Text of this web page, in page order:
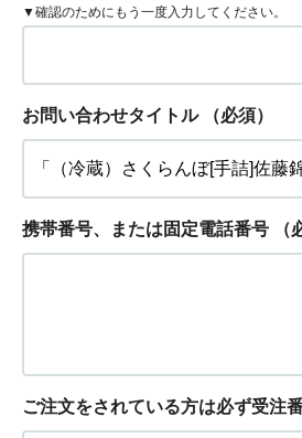
▼確認のためにもう一度入力してください。
お問い合わせタイトル （必須）
携帯番号、または固定電話番号 （
ご注文をされている方は必ず受注